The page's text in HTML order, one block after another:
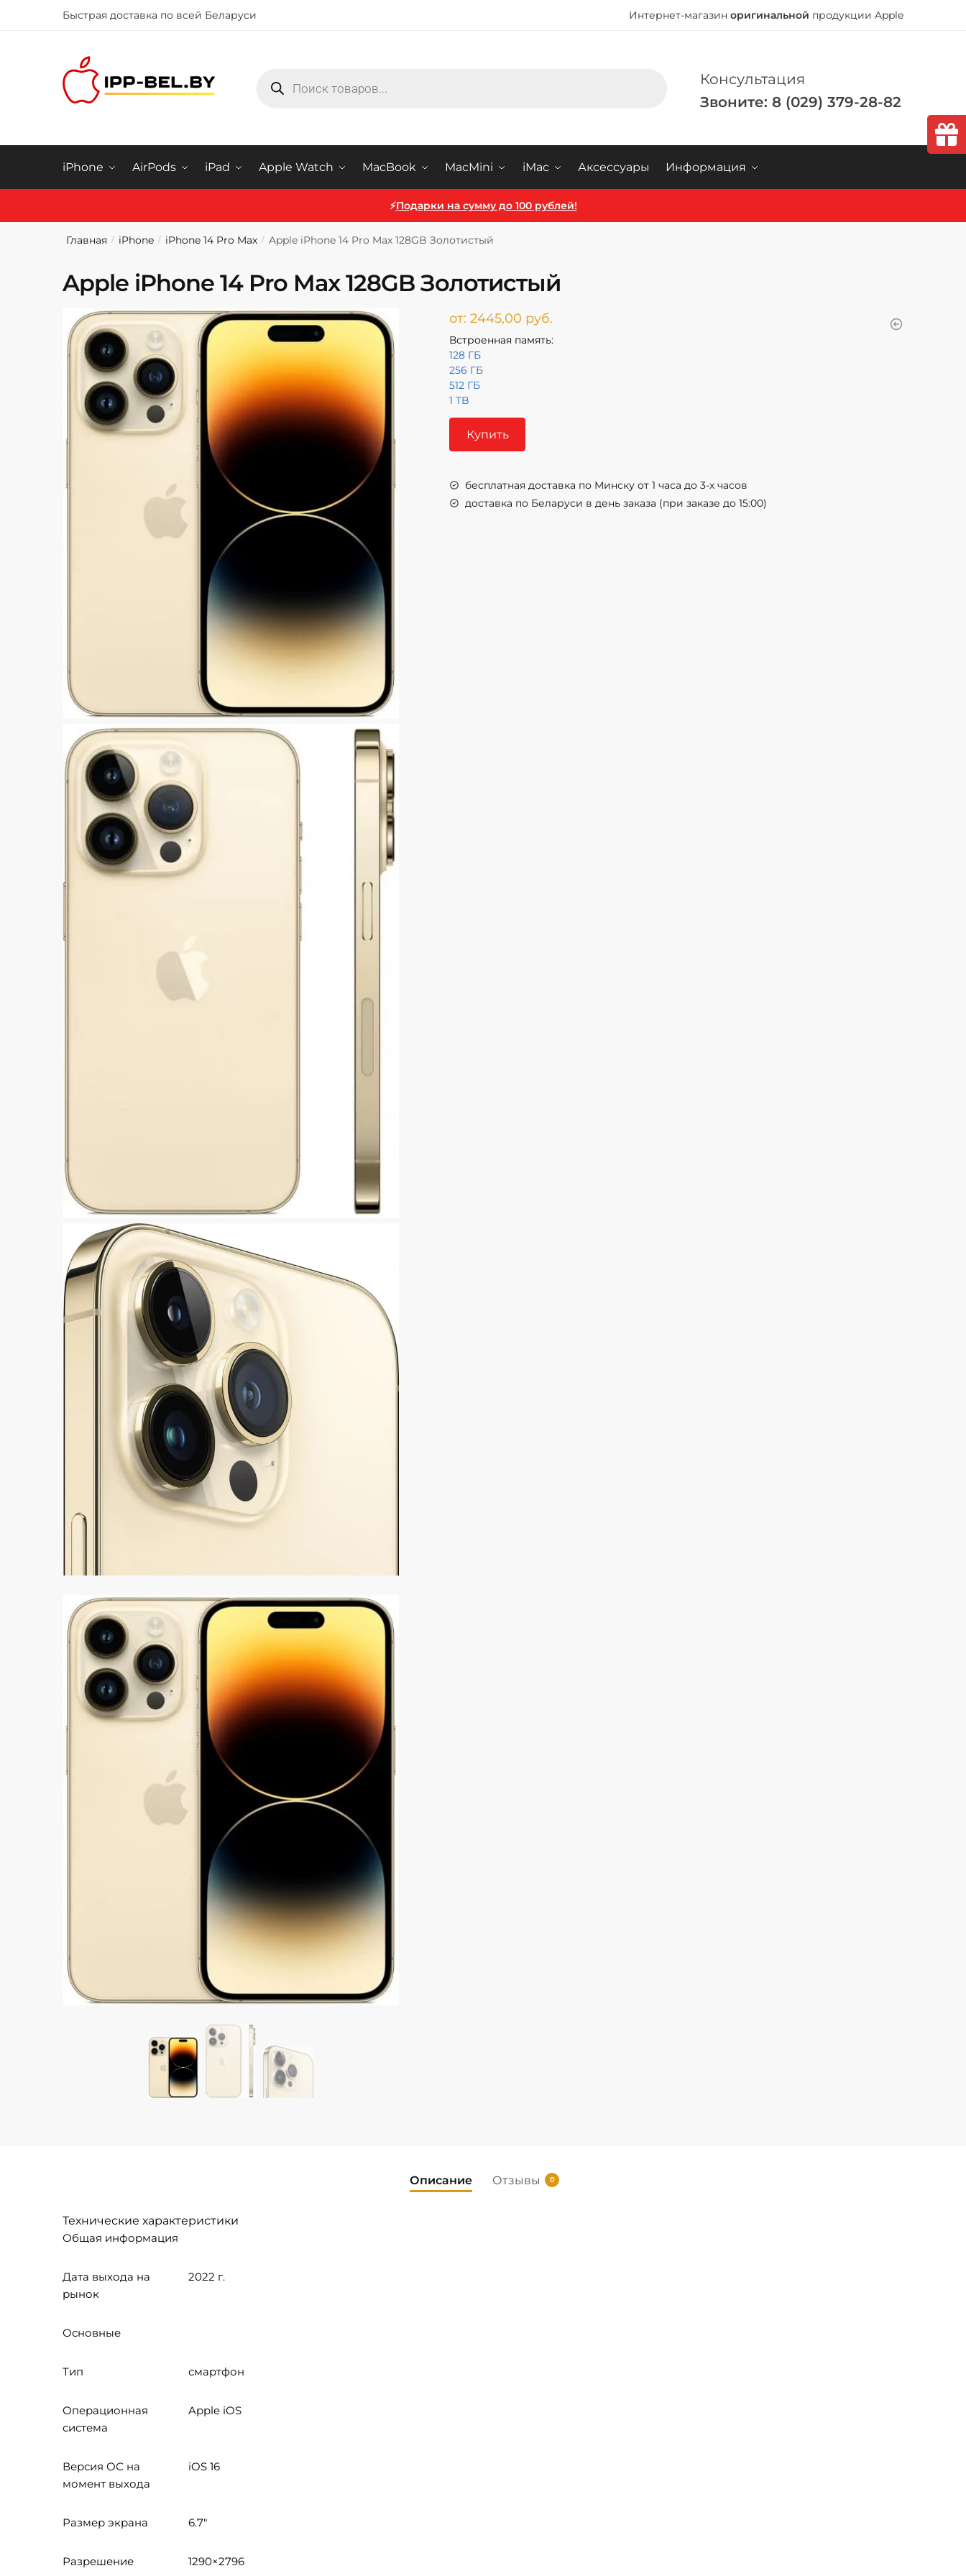
Быстрая доставка по всей Беларуси Интернет-магазин оригинальной продукции Apple
Консультация
Звоните: 8 (029) 379-28-82
iPhone AirPods iPad Apple Watch MacBook MacMini iMac Аксессуары Информация
⚡Подарки на сумму до 100 рублей!
Главная / iPhone / iPhone 14 Pro Max / Apple iPhone 14 Pro Max 128GB Золотистый
Apple iPhone 14 Pro Max 128GB Золотистый
от:2445,00 руб.
Встроенная память:
128 ГБ
256 ГБ
512 ГБ
1 TB
Купить
бесплатная доставка по Минску от 1 часа до 3-х часов
доставка по Беларуси в день заказа (при заказе до 15:00)
Описание Отзывы 0
Технические характеристики
Общая информация
Дата выхода на
рынок
2022 г.
Основные
Тип смартфон
Операционная
система
Apple iOS
Версия ОС на
момент выхода
iOS 16
Размер экрана 6.7"
Разрешение
1290×2796